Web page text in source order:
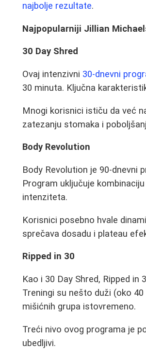
najbolje rezultate.
Najpopularniji Jillian
30 Day Shred
Ovaj intenzivni 30-dnevni
30 minuta. Ključna
Mnogi korisnici ističu da već
zatezanju stomaka i
Body Revolution
Body Revolution je 90-dnevni
Program uključuje
intenziteta.
Korisnici posebno hvale
sprečava dosadu i plateau
Ripped in 30
Kao i 30 Day Shred, Ripped
Treningi su nešto duži (oko
mišićnih grupa istovremeno.
Treći nivo ovog programa je
ubedljivi.